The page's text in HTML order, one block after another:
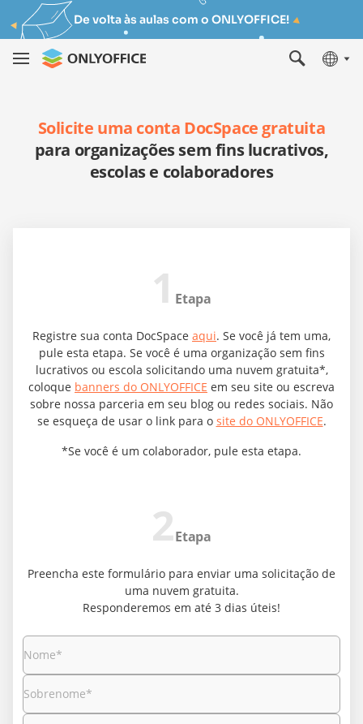
De volta às aulas com o ONLYOFFICE!
Solicite uma conta DocSpace gratuita
para organizações sem fins lucrativos,
escolas e colaboradores
1 Etapa
Registre sua conta DocSpace aqui. Se você já tem uma,
pule esta etapa. Se você é uma organização sem fins
lucrativos ou escola solicitando uma nuvem gratuita*,
coloque banners do ONLYOFFICE em seu site ou escreva
sobre nossa parceria em seu blog ou redes sociais. Não
se esqueça de usar o link para o site do ONLYOFFICE.
*Se você é um colaborador, pule esta etapa.
2Etapa
Preencha este formulário para enviar uma solicitação de
uma nuvem gratuita.
Responderemos em até 3 dias úteis!
Nome*
Sobrenome*